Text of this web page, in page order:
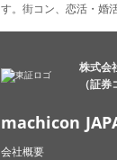
す。街コン、恋活・婚
株式会
（証
machicon
会社概要